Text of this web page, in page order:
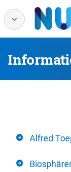
Alfred